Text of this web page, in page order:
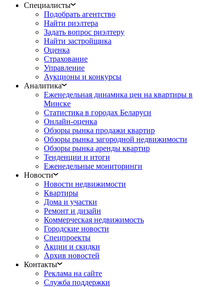
Специалисты
Подобрать агентство
Найти риэлтера
Задать вопрос риэлтеру
Найти застройщика
Оценка
Страхование
Управление
Аукционы и конкурсы
Аналитика
Еженедельная динамика цен на квартиры в
Минске
Статистика в городах Беларуси
Онлайн-оценка
Обзоры рынка продажи квартир
Обзоры рынка загородной недвижимости
Обзоры рынка аренды квартир
Тенденции и итоги
Еженедельные мониторинги
Новости
Новости недвижимости
Квартиры
Дома и участки
Ремонт и дизайн
Коммерческая недвижимость
Городские новости
Спецпроекты
Акции и скидки
Архив новостей
Контакты
Реклама на сайте
Служба поддержки